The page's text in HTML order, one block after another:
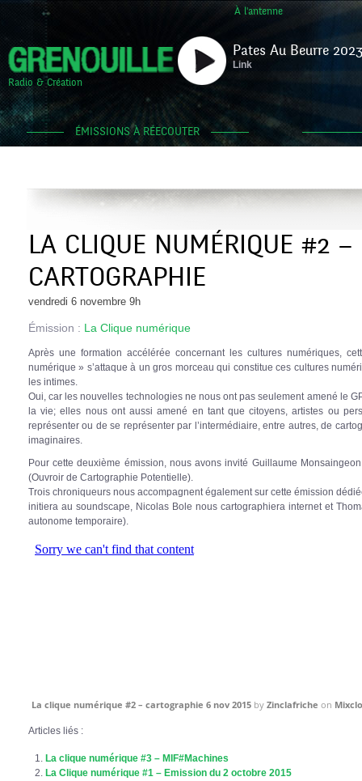
À l'antenne
Radio & Création
Pates Au Beurre
Link
ÉMISSIONS À RÉECOUTER
LA CLIQUE NUMÉRIQUE #2 –
CARTOGRAPHIE
vendredi 6 novembre 9h
Émission : La Clique numérique
Après une formation accélérée concernant les cultures numériques,
numérique » s’attaque à un gros morceau qui constitue ces cultures
les intimes.
Oui, car les nouvelles technologies ne nous ont pas seulement amené le
la vie; elles nous ont aussi amené en tant que citoyens, artistes ou
représenter ou de se représenter par l’intermédiaire, entre autres, de
imaginaires.
Pour cette deuxième émission, nous avons invité Guillaume
(Ouvroir de Cartographie Potentielle).
Trois chroniqueurs nous accompagnent également sur cette émission
initiera au soundscape, Nicolas Bole nous cartographiera internet et
autonome temporaire).
La clique numérique #2 – cartographie 6 nov 2015 by Zinclafriche on
Articles liés :
La clique numérique #3 – MIF#Machines
La Clique numérique #1 – Emission du 2 octobre 2015